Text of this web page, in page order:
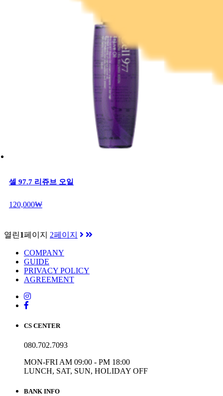
셀 97.7 리쥬브 오일
120,000₩
열린1페이지 2페이지
COMPANY
GUIDE
PRIVACY POLICY
AGREEMENT
CS CENTER
080.702.7093
MON-FRI AM 09:00 - PM 18:00
LUNCH, SAT, SUN, HOLIDAY OFF
BANK INFO